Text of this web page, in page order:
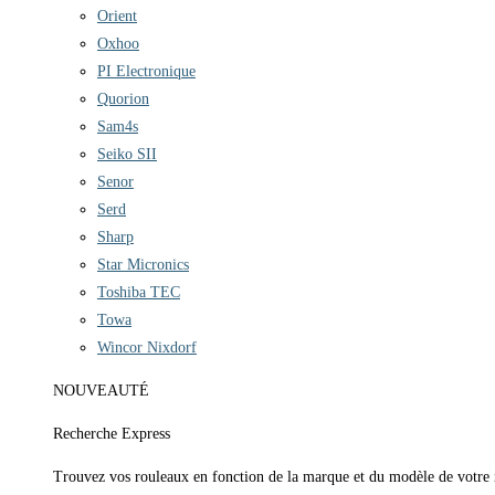
Orient
Oxhoo
PI Electronique
Quorion
Sam4s
Seiko SII
Senor
Serd
Sharp
Star Micronics
Toshiba TEC
Towa
Wincor Nixdorf
NOUVEAUTÉ
Recherche Express
Trouvez vos rouleaux en fonction de la marque et du modèle de